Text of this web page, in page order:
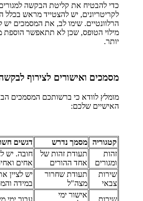
כדי להבטיח את קליטת הבקשה למגורים
לקריטריונים, יש להצטייד מראש בכלל
הרלוונטיים. שימו לב, את המסמכים
מילוי הטופס, שכן לא תתאפשר
יותר.
מסמכים ואישורים לצירוף
מומלץ לוודא כי ברשותכם המסמכים
האישיים שלכם:
קטגוריה מסמך נדרש
דגשים
זהות
ומגורים
תעודת זהות של
אחד ההורים
חובה. יש
אחים
שירות
צבאי
תעודת שחרור
מצה"ל
יש לציין
במידה
שירות
אישור ימי
עבור ימי